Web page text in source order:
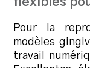
Pour la
modèles
travail